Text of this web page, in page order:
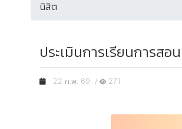
นิสิต
ประเมินการเรียนการส
22 ก.พ. 69 / 271